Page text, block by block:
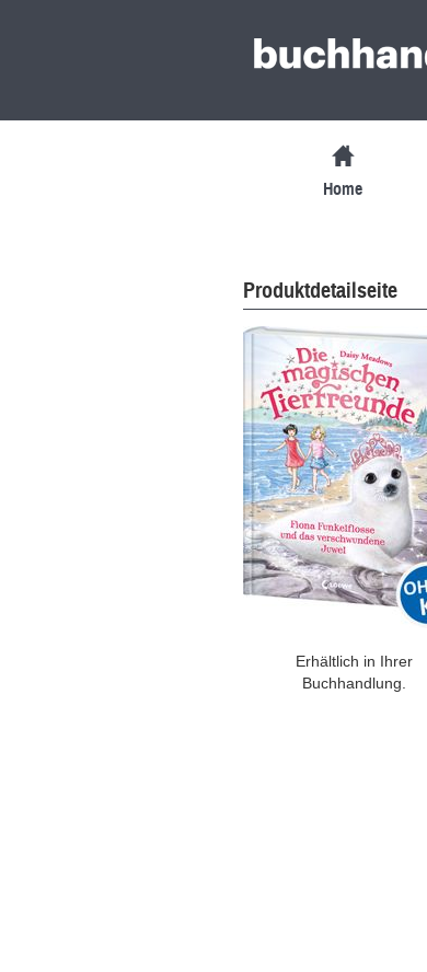
Home
Produktdetailseite
Erhältlich in Ihrer
Buchhandlung.